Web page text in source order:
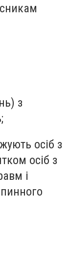
з
осіб з
осіб з
і